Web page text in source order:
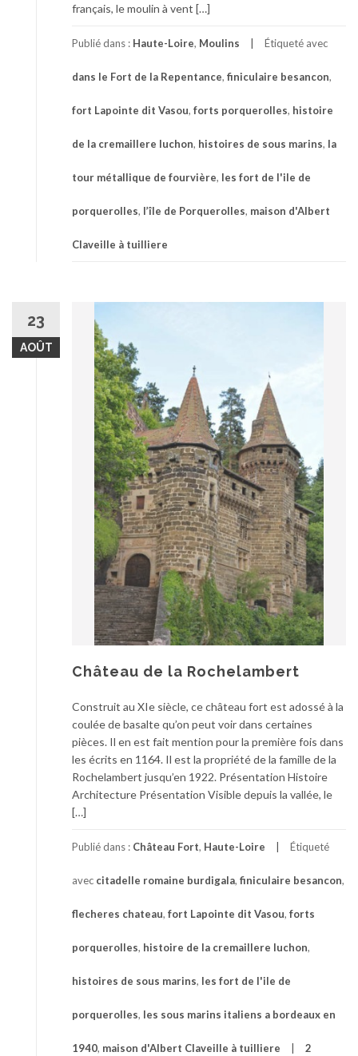
français, le moulin à vent […]
Publié dans : Haute-Loire, Moulins Étiqueté avec
dans le Fort de la Repentance, finiculaire besancon,
fort Lapointe dit Vasou, forts porquerolles, histoire
de la cremaillere luchon, histoires de sous marins, la
tour métallique de fourvière, les fort de l'ile de
porquerolles, l’île de Porquerolles, maison d'Albert
Claveille à tuilliere
23
AOÛT
Château de la Rochelambert
Construit au XIe siècle, ce château fort est adossé à la
coulée de basalte qu’on peut voir dans certaines
pièces. Il en est fait mention pour la première fois dans
les écrits en 1164. Il est la propriété de la famille de la
Rochelambert jusqu’en 1922. Présentation Histoire
Architecture Présentation Visible depuis la vallée, le
[…]
Publié dans : Château Fort, Haute-Loire Étiqueté
avec citadelle romaine burdigala, finiculaire besancon,
flecheres chateau, fort Lapointe dit Vasou, forts
porquerolles, histoire de la cremaillere luchon,
histoires de sous marins, les fort de l'ile de
porquerolles, les sous marins italiens a bordeaux en
1940, maison d'Albert Claveille à tuilliere 2